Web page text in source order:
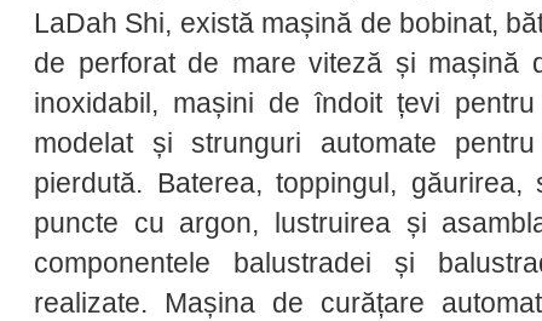
LaDah Shi, există mașină de bobinat,
de perforat de mare viteză și mașină
inoxidabil, mașini de îndoit țevi
modelat și strunguri automate
pierdută. Baterea, toppingul,
puncte cu argon, lustruirea și
componentele balustradei și
realizate. Mașina de curățare